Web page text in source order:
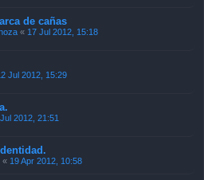
de cañas
« 17 Jul 2012, 15:18
Jul 2012, 15:29
2012, 21:51
« 19 Apr 2012, 10:58